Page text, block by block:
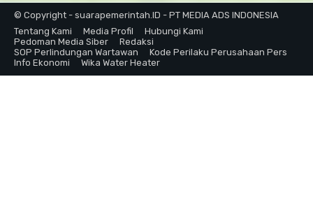
© Copyright - suarapemerintah.ID - PT MEDIA ADS INDONESIA
Tentang Kami
Media Profil
Hubungi Kami
Pedoman Media Siber
Redaksi
SOP Perlindungan Wartawan
Kode Perilaku Perusahaan Pers
Info Ekonomi
Wika Water Heater